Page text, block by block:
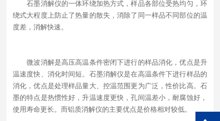
石墨消解仪的一体环绕加热方式，样品各部位受热均匀，环
绕式大程度上防止了热量的散失，消除了同一样品不同部位的温
度差，消解快速。
微波消解是高压高温条件密闭下进行的样品消化，优点是升
温速度快、消化时间短。石墨消解仪是在高温条件下进行样品的
消化，优点是处理样品量大、控温范围更为广泛，性价比高。石
墨的特点是热惯性好，升温速度更快，孔间温差小，耐腐蚀好，
使用寿命更长。而铝质消解仪的主要优点是价格相对较低。